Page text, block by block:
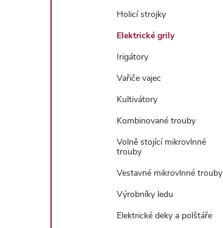
Holicí strojky
Elektrické grily
Irigátory
Vařiče vajec
Kultivátory
Kombinované trouby
Volně stojící mikrovlnné
trouby
Vestavné mikrovlnné trouby
Výrobníky ledu
Elektrické deky a polštáře